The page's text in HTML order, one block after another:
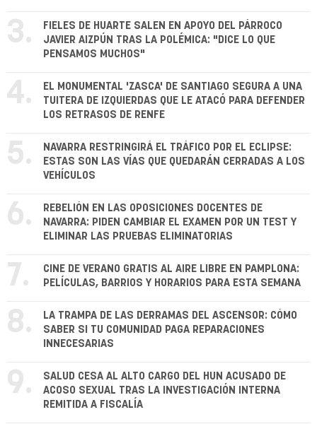
3.
FIELES DE HUARTE SALEN EN APOYO DEL PÁRROCO
JAVIER AIZPÚN TRAS LA POLÉMICA: "DICE LO QUE
PENSAMOS MUCHOS"
4.
EL MONUMENTAL 'ZASCA' DE SANTIAGO SEGURA A UNA
TUITERA DE IZQUIERDAS QUE LE ATACÓ PARA DEFENDER
LOS RETRASOS DE RENFE
5.
NAVARRA RESTRINGIRÁ EL TRÁFICO POR EL ECLIPSE:
ESTAS SON LAS VÍAS QUE QUEDARÁN CERRADAS A LOS
VEHÍCULOS
6.
REBELIÓN EN LAS OPOSICIONES DOCENTES DE
NAVARRA: PIDEN CAMBIAR EL EXAMEN POR UN TEST Y
ELIMINAR LAS PRUEBAS ELIMINATORIAS
7.
CINE DE VERANO GRATIS AL AIRE LIBRE EN PAMPLONA:
PELÍCULAS, BARRIOS Y HORARIOS PARA ESTA SEMANA
8.
LA TRAMPA DE LAS DERRAMAS DEL ASCENSOR: CÓMO
SABER SI TU COMUNIDAD PAGA REPARACIONES
INNECESARIAS
9.
SALUD CESA AL ALTO CARGO DEL HUN ACUSADO DE
ACOSO SEXUAL TRAS LA INVESTIGACIÓN INTERNA
REMITIDA A FISCALÍA